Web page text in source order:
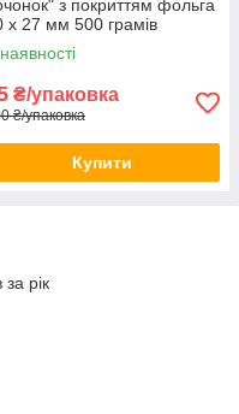
з покриттям фольга
х 27 мм 500 грамів
₴/упаковка
₴/упаковка
Купити
рік